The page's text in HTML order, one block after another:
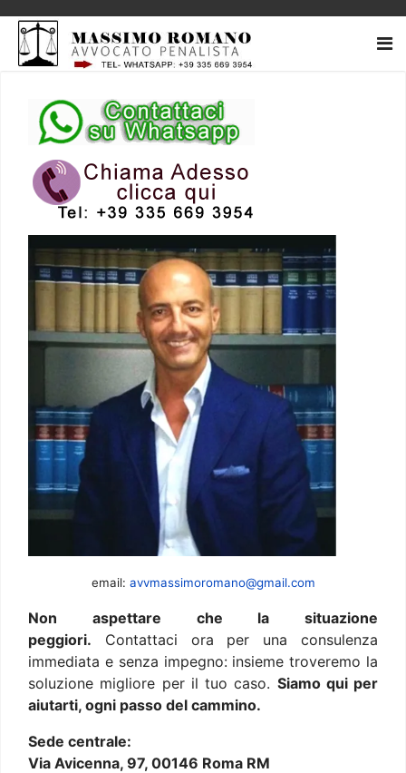
email: avvmassimoromano@gmail.com
Non aspettare che la situazione
peggiori. Contattaci ora per una consulenza
immediata e senza impegno: insieme troveremo la
soluzione migliore per il tuo caso. Siamo qui per
aiutarti, ogni passo del cammino.
Sede centrale:
Via Avicenna, 97, 00146 Roma RM